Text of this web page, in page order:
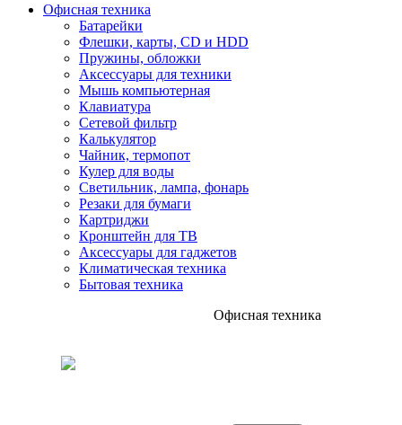
Офисная техника
Батарейки
Флешки, карты, CD и HDD
Пружины, обложки
Аксессуары для техники
Мышь компьютерная
Клавиатура
Сетевой фильтр
Калькулятор
Чайник, термопот
Кулер для воды
Светильник, лампа, фонарь
Резаки для бумаги
Картриджи
Кронштейн для ТВ
Аксессуары для гаджетов
Климатическая техника
Бытовая техника
Офисная техника